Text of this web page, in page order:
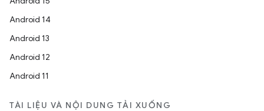
Android 14
Android 13
Android 12
Android 11
TÀI LIỆU VÀ NỘI DUNG TẢI XUỐNG